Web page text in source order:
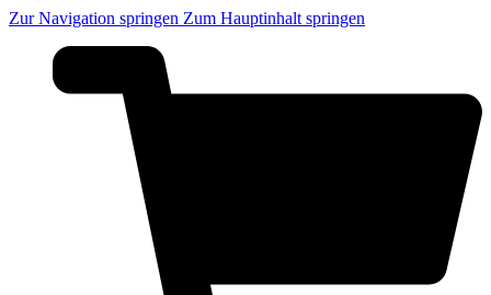
Zur Navigation springen Zum Hauptinhalt springen